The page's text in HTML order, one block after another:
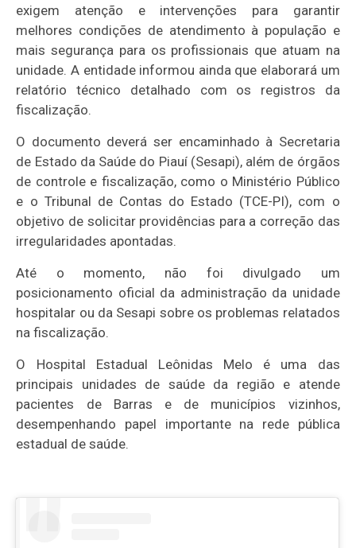
exigem atenção e intervenções para garantir
melhores condições de atendimento à população e
mais segurança para os profissionais que atuam na
unidade. A entidade informou ainda que elaborará um
relatório técnico detalhado com os registros da
fiscalização.
O documento deverá ser encaminhado à Secretaria
de Estado da Saúde do Piauí (Sesapi), além de órgãos
de controle e fiscalização, como o Ministério Público
e o Tribunal de Contas do Estado (TCE-PI), com o
objetivo de solicitar providências para a correção das
irregularidades apontadas.
Até o momento, não foi divulgado um
posicionamento oficial da administração da unidade
hospitalar ou da Sesapi sobre os problemas relatados
na fiscalização.
O Hospital Estadual Leônidas Melo é uma das
principais unidades de saúde da região e atende
pacientes de Barras e de municípios vizinhos,
desempenhando papel importante na rede pública
estadual de saúde.